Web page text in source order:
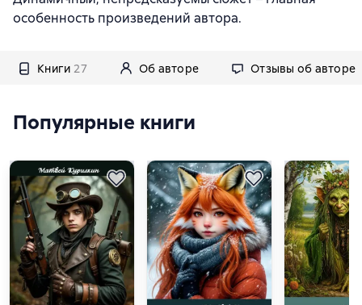
особенность произведений автора.
Книги 27 Об авторе Отзывы об авторе
Популярные книги